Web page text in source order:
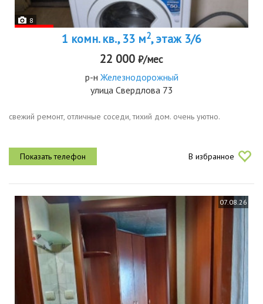
8
1 комн. кв., 33 м2, этаж 3/6
22 000 ₽/мес
р-н Железнодорожный
улица Свердлова 73
свежий ремонт, отличные соседи, тихий дом. очень уютно.
В избранное
07.08.26